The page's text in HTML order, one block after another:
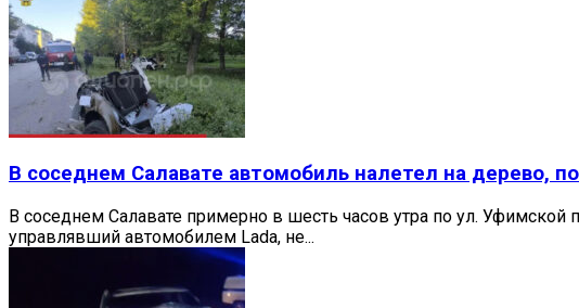
В соседнем Салавате автомобиль налетел на дерево,
В соседнем Салавате примерно в шесть часов утра по ул.
управлявший автомобилем Lada, не...